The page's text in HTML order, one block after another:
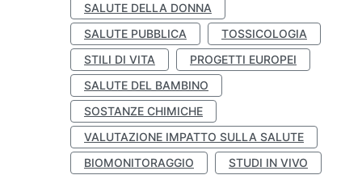
SALUTE DELLA DONNA
SALUTE PUBBLICA
TOSSICOLOGIA
STILI DI VITA
PROGETTI EUROPEI
SALUTE DEL BAMBINO
SOSTANZE CHIMICHE
VALUTAZIONE IMPATTO SULLA SALUTE
BIOMONITORAGGIO
STUDI IN VIVO